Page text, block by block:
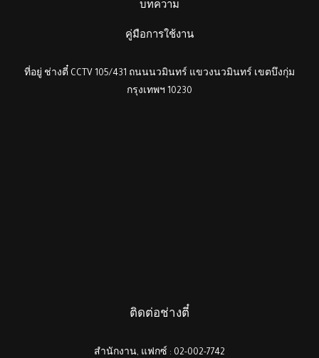
บทความ
คู่มือการใช้งาน
ที่อยู่ ช่างตี๋ CCTV 105/431 ถนนนวมินทร์ แขวงนวมินทร์ เขตบึงกุ่ม
กรุงเทพฯ 10230
ติดต่อช่างตี๋
สำนักงาน, แฟกซ์ : 02-002-7742